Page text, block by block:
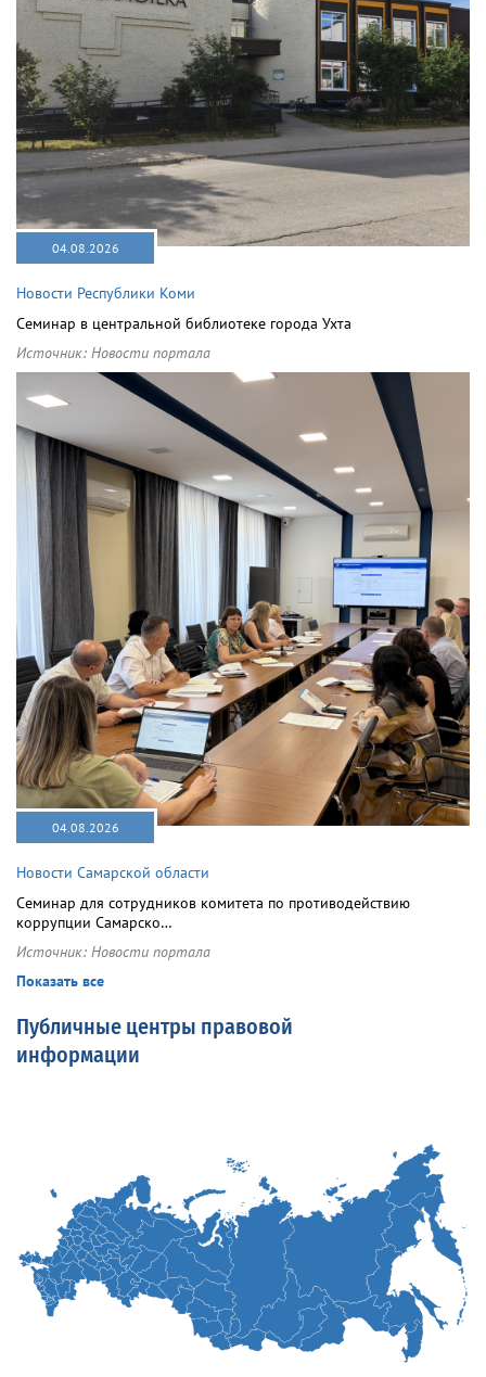
04.08.2026
Новости Республики Коми
Семинар в центральной библиотеке города Ухта
Источник: Новости портала
04.08.2026
Новости Самарской области
Семинар для сотрудников комитета по противодействию
коррупции Самарско…
Источник: Новости портала
Показать все
Публичные центры правовой
информации